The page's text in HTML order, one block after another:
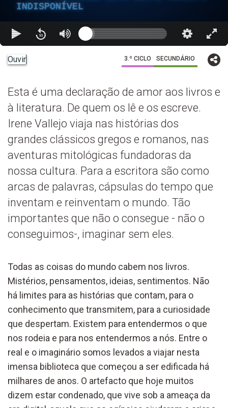
INDISPONÍVEL
Ouvir 3.º CICLO SECUNDÁRIO
Esta é uma declaração de amor aos livros e
à literatura. De quem os lê e os escreve.
Irene Vallejo viaja nas histórias dos
grandes clássicos gregos e romanos, nas
aventuras mitológicas fundadoras da
nossa cultura. Para a escritora são como
arcas de palavras, cápsulas do tempo que
inventam e reinventam o mundo. Tão
importantes que não o consegue - não o
conseguimos-, imaginar sem eles.
Todas as coisas do mundo cabem nos livros.
Mistérios, pensamentos, ideias, sentimentos. Não
há limites para as histórias que contam, para o
conhecimento que transmitem, para a curiosidade
que despertam. Existem para entendermos o que
nos rodeia e para nos entendermos a nós. Entre o
real e o imaginário somos levados a viajar nesta
imensa biblioteca que começou a ser edificada há
milhares de anos. O artefacto que hoje muitos
dizem estar condenado, que vive sob a ameaça da